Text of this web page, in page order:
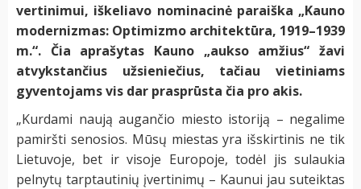
vertinimui, iškeliavo nominacinė paraiška „Kauno
modernizmas: Optimizmo architektūra, 1919–1939
m.“. Čia aprašytas Kauno „aukso amžius“ žavi
atvykstančius užsieniečius, tačiau vietiniams
gyventojams vis dar prasprūsta čia pro akis.
„Kurdami naują augančio miesto istoriją – negalime
pamiršti senosios. Mūsų miestas yra išskirtinis ne tik
Lietuvoje, bet ir visoje Europoje, todėl jis sulaukia
pelnytų tarptautinių įvertinimų – Kaunui jau suteiktas